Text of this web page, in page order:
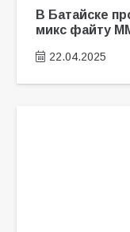
В Батайске
микс файту
22.04.2025